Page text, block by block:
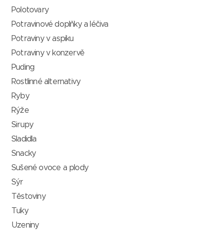
Polotovary
Potravinové doplňky a léčiva
Potraviny v aspiku
Potraviny v konzervě
Puding
Rostlinné alternativy
Ryby
Rýže
Sirupy
Sladidla
Snacky
Sušené ovoce a plody
Sýr
Těstoviny
Tuky
Uzeniny